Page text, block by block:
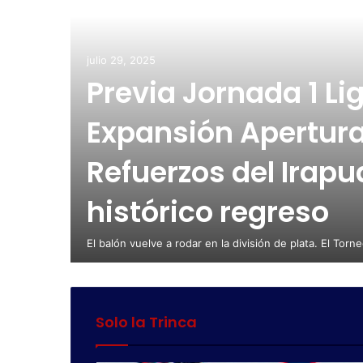
julio 29, 2025
Previa Jornada 1
Expansión
Refuerzos del
histórico regreso
El balón vuelve a rodar en la división de plata. El
Solo la Trinca